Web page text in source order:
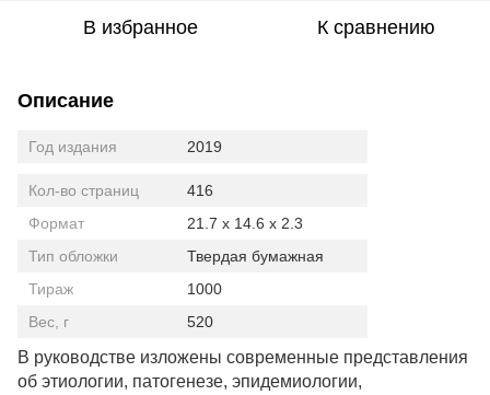
В избранное К сравнению
Описание
Год издания 2019
Кол-во страниц
416
Формат
21.7 x 14.6 x 2.3
Тип обложки
Твердая бумажная
Тираж
1000
Вес, г
520
В руководстве изложены современные представления
об этиологии, патогенезе, эпидемиологии,